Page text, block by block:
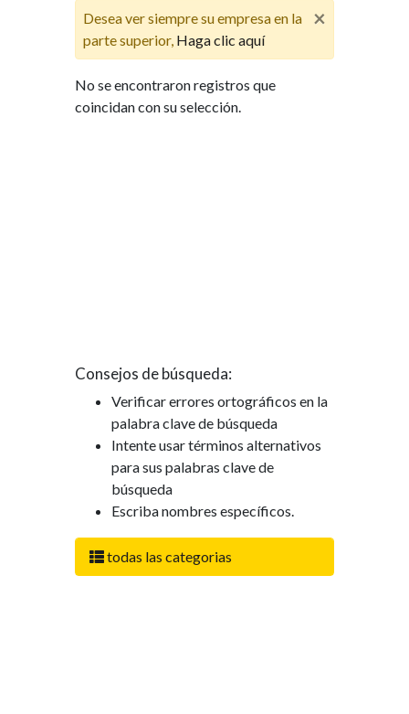
todas las categorias
×
Desea ver siempre su empresa en la
parte superior, Haga clic aquí
No se encontraron registros que
coincidan con su selección.
Consejos de búsqueda:
Verificar errores ortográficos en la
palabra clave de búsqueda
Intente usar términos alternativos
para sus palabras clave de
búsqueda
Escriba nombres específicos.